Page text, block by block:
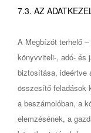
7.3. AZ
A Megbízót terhelő
könyvviteli-, adó- és
biztosítása, ideértve
összesítő feladások
a beszámolóban, a
elemzésének, a